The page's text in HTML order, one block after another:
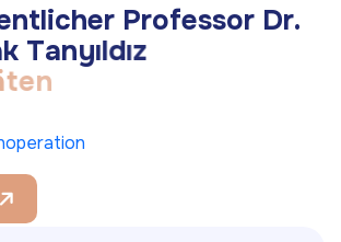
ntlicher Professor Dr.
k Tanyıldız
ten